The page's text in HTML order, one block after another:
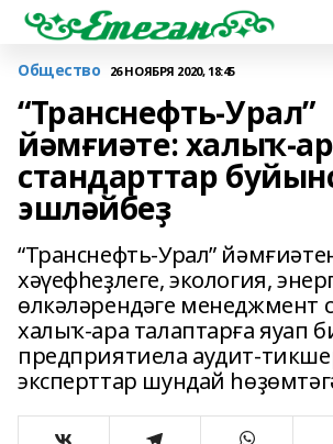
Общество 26 НОЯБРЯ 2020, 18:45
“Транснефть-Урал”
йәмғиәте: халыҡ-
стандарттар
эшләйбеҙ
“Транснефть-Урал”
хәүефһеҙлеге, экология,
өлкәләрендәге менеджмент
халыҡ-ара талаптарға яуап
предприятиела аудит-
эксперттар шундай